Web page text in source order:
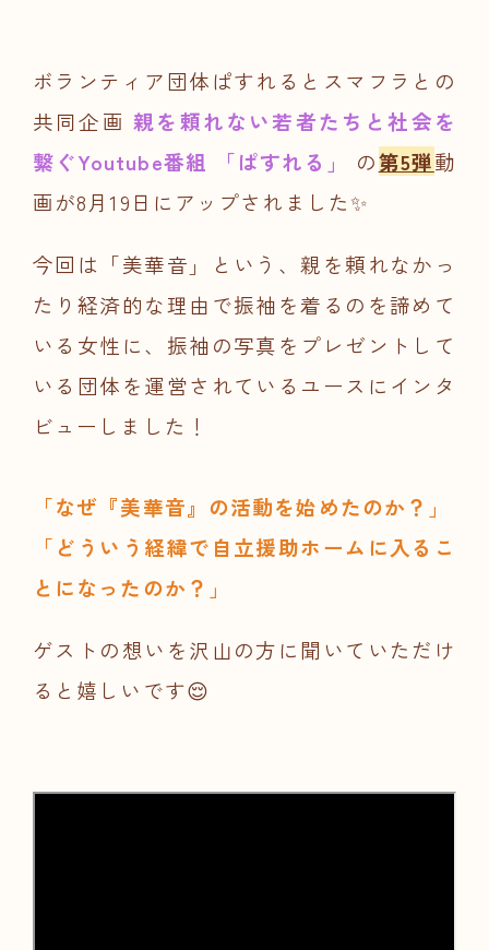
ボランティア団体ぱすれるとスマフラとの
共同企画親を頼れない若者たちと社会を
繋ぐYoutube番組 「ぱすれる」 の第5弾動
画が8月19日にアップされました✨
今回は「美華音」という、親を頼れなかっ
たり経済的な理由で振袖を着るのを諦めて
いる女性に、振袖の写真をプレゼントして
いる団体を運営されているユースにインタ
ビューしました！
「なぜ『美華音』の活動を始めたのか？」
「どういう経緯で自立援助ホームに入るこ
とになったのか？」
ゲストの想いを沢山の方に聞いていただけ
ると嬉しいです😌